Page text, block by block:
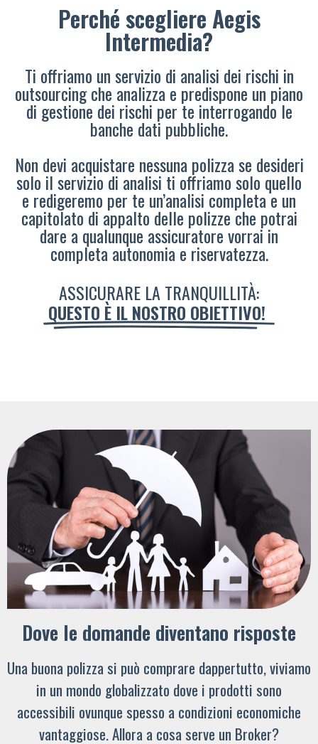
Perché scegliere Aegis
Intermedia?
Ti offriamo un servizio di analisi dei rischi in
outsourcing che analizza e predispone un piano
di gestione dei rischi per te interrogando le
banche dati pubbliche.
Non devi acquistare nessuna polizza se desideri
solo il servizio di analisi ti offriamo solo quello
e redigeremo per te un’analisi completa e un
capitolato di appalto delle polizze che potrai
dare a qualunque assicuratore vorrai in
completa autonomia e riservatezza.
ASSICURARE LA TRANQUILLITÀ:
QUESTO È IL NOSTRO OBIETTIVO!
Dove le domande diventano risposte
Una buona polizza si può comprare dappertutto, viviamo
in un mondo globalizzato dove i prodotti sono
accessibili ovunque spesso a condizioni economiche
vantaggiose. Allora a cosa serve un Broker?